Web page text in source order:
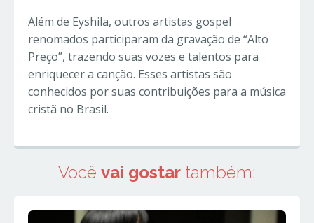
Além de Eyshila, outros artistas gospel
renomados participaram da gravação de “Alto
Preço”, trazendo suas vozes e talentos para
enriquecer a canção. Esses artistas são
conhecidos por suas contribuições para a música
cristã no Brasil.
Você vai gostar também: